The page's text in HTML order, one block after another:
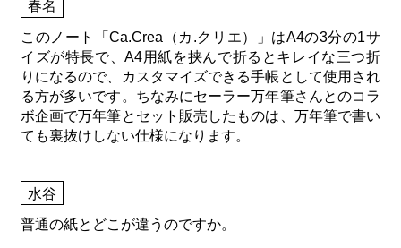
春名
このノート「Ca.Crea（カ.クリエ）」はA4の3分の1サ
イズが特長で、A4用紙を挟んで折るとキレイな三つ折
りになるので、カスタマイズできる手帳として使用され
る方が多いです。ちなみにセーラー万年筆さんとのコラ
ボ企画で万年筆とセット販売したものは、万年筆で書い
ても裏抜けしない仕様になります。
水谷
普通の紙とどこが違うのですか。